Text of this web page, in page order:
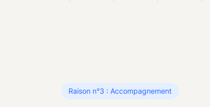
Raison n°3 : Accompagnement